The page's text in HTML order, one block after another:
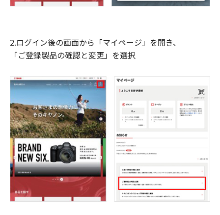
2.ログイン後の画面から「マイページ」を開き、
「ご登録製品の確認と変更」を選択